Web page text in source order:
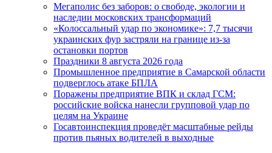
Мегаполис без заборов: о свободе, экологии и
наследии московских трансформаций
«Колоссальный удар по экономике»: 7,7 тысячи
украинских фур застряли на границе из-за
остановки портов
Праздники 8 августа 2026 года
Промышленное предприятие в Самарской области
подверглось атаке БПЛА
Поражены предприятие ВПК и склад ГСМ:
российские войска нанесли групповой удар по
целям на Украине
Госавтоинспекция проведёт масштабные рейды
против пьяных водителей в выходные